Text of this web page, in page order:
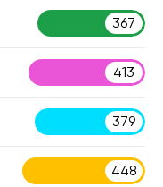
367
413
379
448